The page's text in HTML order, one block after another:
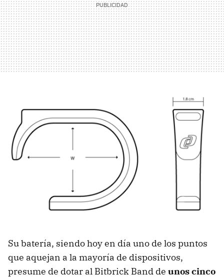
Su batería, siendo hoy en día uno de los puntos
que aquejan a la mayoría de dispositivos,
presume de dotar al Bitbrick Band de unos cinco